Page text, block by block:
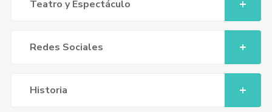
Teatro y Espectáculo
Redes Sociales
Historia